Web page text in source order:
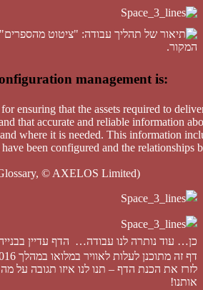
management is:
ensuring that the assets required to
that accurate and reliable information
where it is needed. This information
been configured and the relationships
© AXELOS Limited)
כן… עוד נותרה לנו עבודה… הדף עדיין
לזרז את הכנת הדף – תנו לנו איזו תגובה
אותנו!